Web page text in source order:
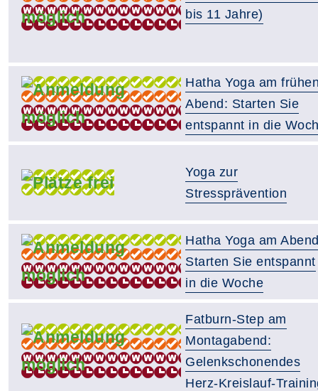
bis 11 Jahre)
Hatha Yoga am
Abend: Starten Sie
entspannt in die
Yoga zur
Stressprävention
Hatha Yoga am
Starten Sie entspannt
in die Woche
Fatburn-Step am
Montagabend:
Gelenkschonendes
Herz-Kreislauf-